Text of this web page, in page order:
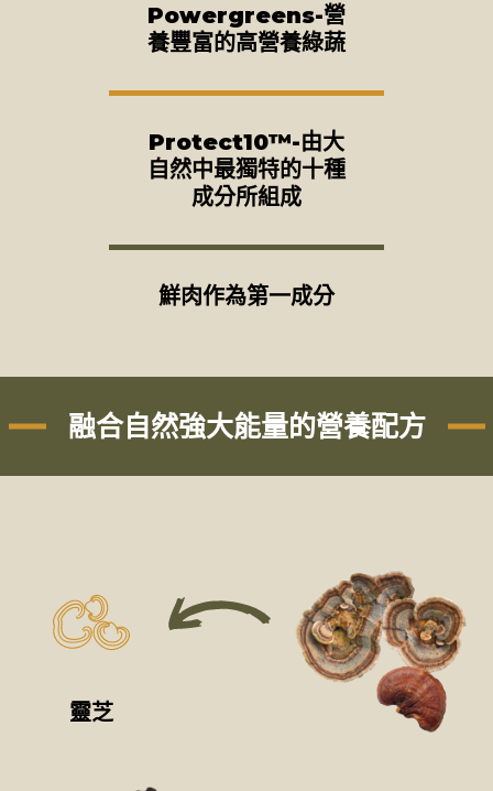
Powergreens-營
養豐富的高營養綠蔬
Protect10™-由大
自然中最獨特的十種
成分所組成
鮮肉作為第一成分
融合自然強大能量的營養配方
靈芝